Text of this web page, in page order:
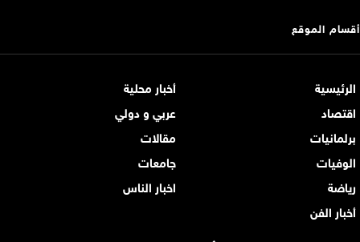
أقسام الموقع
الرئيسية
أخبار محلية
اقتصاد
عربي و دولي
برلمانيات
مقالات
الوفيات
جامعات
رياضة
اخبار الناس
أخبار الفن